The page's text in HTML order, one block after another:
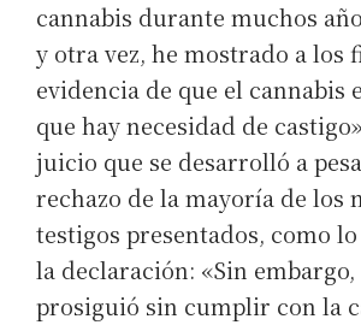
cannabis durante muchos
y otra vez, he mostrado a los
evidencia de que el cannabis
que hay necesidad de
juicio que se desarrolló a
rechazo de la mayoría de los
testigos presentados, como
la declaración: «Sin
prosiguió sin cumplir con la